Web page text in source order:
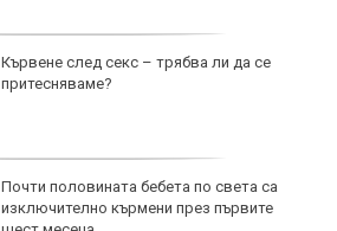
Кървене след секс – трябва ли да се
притесняваме?
Почти половината бебета по света са
изключително кърмени през първите